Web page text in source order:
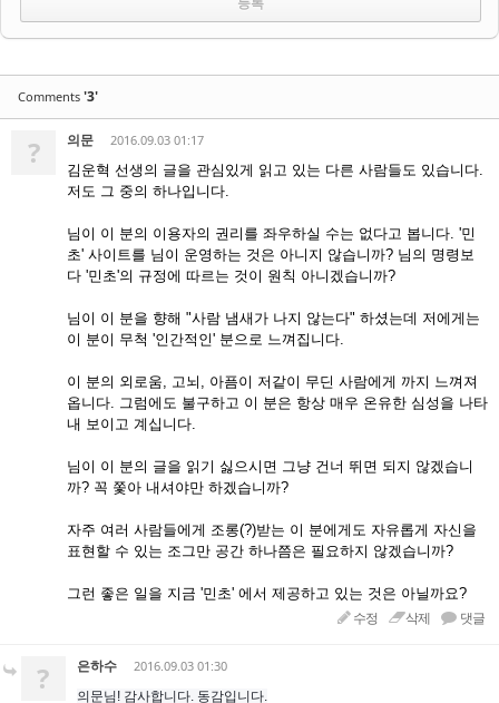
Comments '3'
? 의문
2016.09.03 01:17
김운혁 선생의 글을 관심있게 읽고 있는 다른 사람들도 있습니다.
저도 그 중의 하나입니다.
님이 이 분의 이용자의 권리를 좌우하실 수는 없다고 봅니다. '민
초' 사이트를 님이 운영하는 것은 아니지 않습니까? 님의 명령보
다 '민초'의 규정에 따르는 것이 원칙 아니겠습니까?
님이 이 분을 향해 "사람 냄새가 나지 않는다" 하셨는데 저에게는
이 분이 무척 '인간적인' 분으로 느껴집니다.
이 분의 외로움, 고뇌, 아픔이 저같이 무딘 사람에게 까지 느껴져
옵니다. 그럼에도 불구하고 이 분은 항상 매우 온유한 심성을 나타
내 보이고 계십니다.
님이 이 분의 글을 읽기 싫으시면 그냥 건너 뛰면 되지 않겠습니
까? 꼭 쫓아 내셔야만 하겠습니까?
자주 여러 사람들에게 조롱(?)받는 이 분에게도 자유롭게 자신을
표현할 수 있는 조그만 공간 하나쯤은 필요하지 않겠습니까?
그런 좋은 일을 지금 '민초' 에서 제공하고 있는 것은 아닐까요?
수정 삭제 댓글
? 은하수 2016.09.03 01:30
의문님! 감사합니다. 동감입니다.